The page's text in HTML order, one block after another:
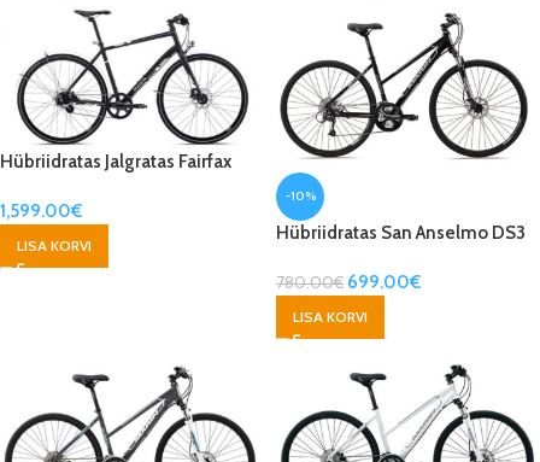
Hübriidratas Jalgratas Fairfax
1,599.00€
LISA KORVI
-10%
Hübriidratas San Anselmo DS3
780.00€ 699.00€
LISA KORVI